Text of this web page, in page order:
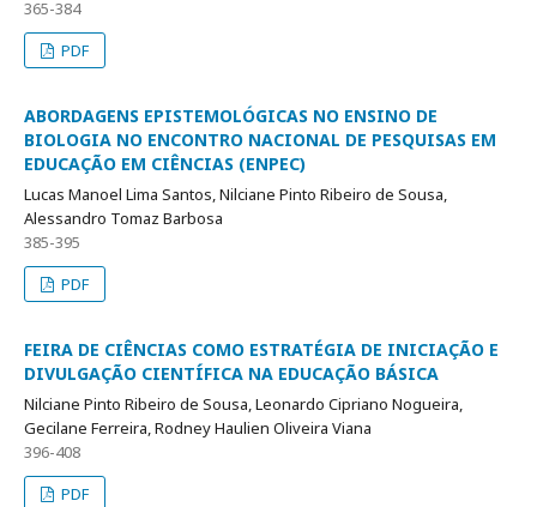
365-384
PDF
ABORDAGENS EPISTEMOLÓGICAS NO ENSINO DE
BIOLOGIA NO ENCONTRO NACIONAL DE PESQUISAS EM
EDUCAÇÃO EM CIÊNCIAS (ENPEC)
Lucas Manoel Lima Santos, Nilciane Pinto Ribeiro de Sousa,
Alessandro Tomaz Barbosa
385-395
PDF
FEIRA DE CIÊNCIAS COMO ESTRATÉGIA DE INICIAÇÃO E
DIVULGAÇÃO CIENTÍFICA NA EDUCAÇÃO BÁSICA
Nilciane Pinto Ribeiro de Sousa, Leonardo Cipriano Nogueira,
Gecilane Ferreira, Rodney Haulien Oliveira Viana
396-408
PDF